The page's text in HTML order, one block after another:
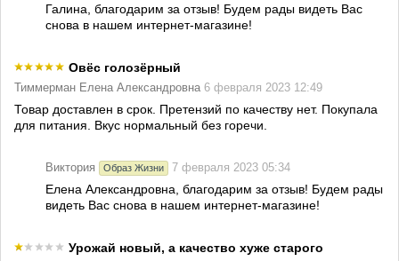
Галина, благодарим за отзыв! Будем рады видеть Вас
снова в нашем интернет-магазине!
Овёс голозёрный
Тиммерман Елена Александровна 6 февраля 2023 12:49
Товар доставлен в срок. Претензий по качеству нет. Покупала
для питания. Вкус нормальный без горечи.
Виктория Образ Жизни 7 февраля 2023 05:34
Елена Александровна, благодарим за отзыв! Будем рады
видеть Вас снова в нашем интернет-магазине!
Урожай новый, а качество хуже старого